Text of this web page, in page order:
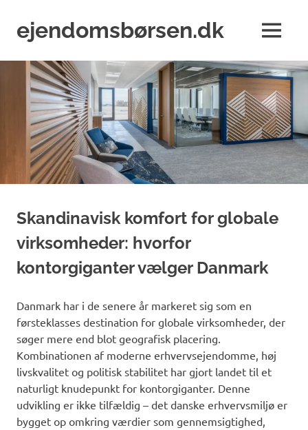
contentejendomsbørsen.dk
another
WordPress
site
MENU
Skandinavisk komfort for globale
virksomheder: hvorfor
kontorgiganter vælger Danmark
Danmark har i de senere år markeret sig som en
førsteklasses destination for globale virksomheder, der
søger mere end blot geografisk placering.
Kombinationen af moderne erhvervsejendomme, høj
livskvalitet og politisk stabilitet har gjort landet til et
naturligt knudepunkt for kontorgiganter. Denne
udvikling er ikke tilfældig – det danske erhvervsmiljø er
bygget op omkring værdier som gennemsigtighed,